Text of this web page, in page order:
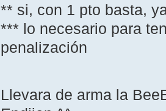
** si, con 1 pto basta,
*** lo necesario para
penalización
Llevara de arma la